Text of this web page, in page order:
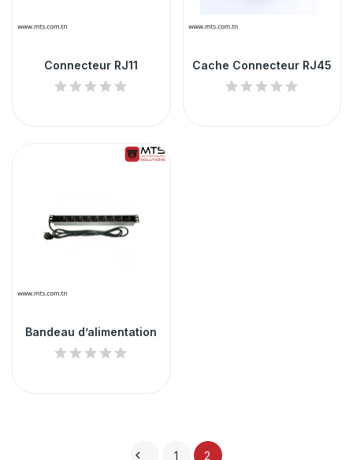
Connecteur RJ11 Cache Connecteur RJ45
Bandeau d’alimentation
 1 2